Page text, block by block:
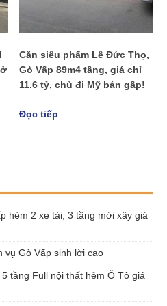
Căn siêu phẩm Lê Đức Thọ,
Gò Vấp 89m4 tầng, giá chỉ
11.6 tỷ, chủ đi Mỹ bán gấp!
Đọc tiếp
hẻm 2 xe tải, 3 tầng mới xây giá
vụ Gò Vấp sinh lời cao
tầng Full nội thất hẻm Ô Tô giá